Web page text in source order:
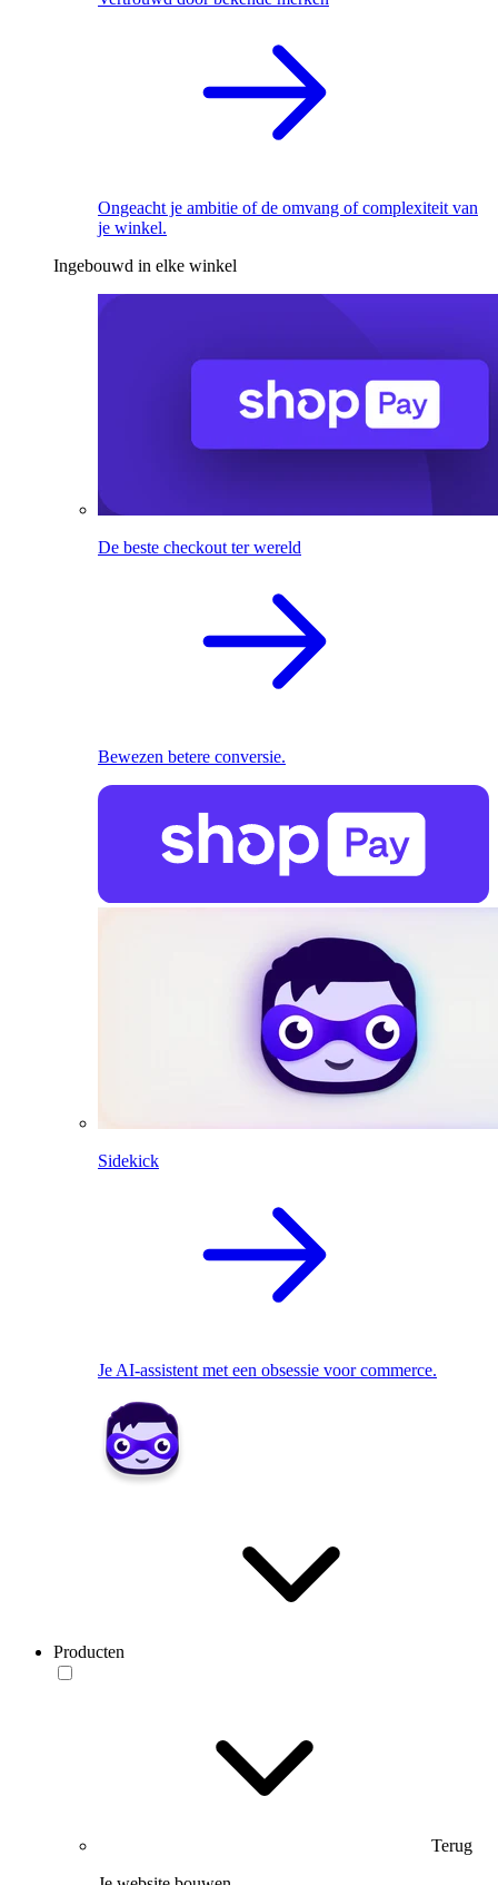
Ongeacht je ambitie of de omvang of complexiteit van
je winkel.
Ingebouwd in elke winkel
De beste checkout ter wereld
Bewezen betere conversie.
Sidekick
Je AI-assistent met een obsessie voor commerce.
Producten
Terug